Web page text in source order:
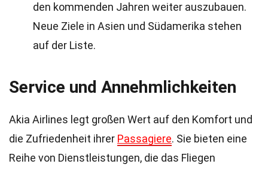
den kommenden Jahren weiter auszubauen.
Neue Ziele in Asien und Südamerika stehen
auf der Liste.
Service und Annehmlichkeiten
Akia Airlines legt großen Wert auf den Komfort und
die Zufriedenheit ihrer Passagiere. Sie bieten eine
Reihe von Dienstleistungen, die das Fliegen